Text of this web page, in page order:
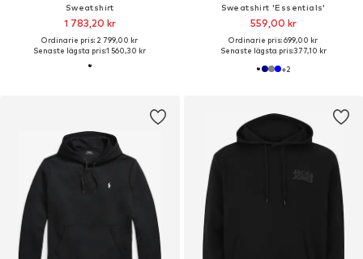
Sweatshirt
1 783,20 kr
Ordinarie pris: 2 799,00 kr
Senaste lägsta pris:1 560,30 kr
Sweatshirt 'Essentials'
559,00 kr
Ordinarie pris: 699,00 kr
Senaste lägsta pris:377,10 kr
+2